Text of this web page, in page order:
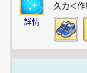
詳情
久力＜